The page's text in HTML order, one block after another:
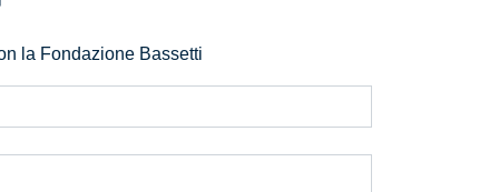
la Fondazione Bassetti